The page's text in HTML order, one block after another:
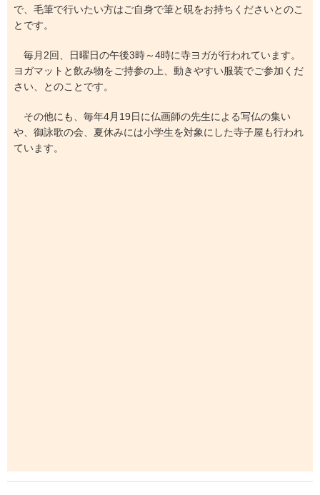
で、毛筆で行いたい方はご自身で筆と硯をお持ちくださいとのこ
とです。
毎月2回、日曜日の午後3時～4時に寺ヨガが行われています。
ヨガマットと飲み物をご持参の上、動きやすい服装でご参加くだ
さい、とのことです。
その他にも、毎年4月19日に仏画師の先生による写仏の集い
や、御詠歌の会、夏休みには小学生を対象にした寺子屋も行われ
ています。